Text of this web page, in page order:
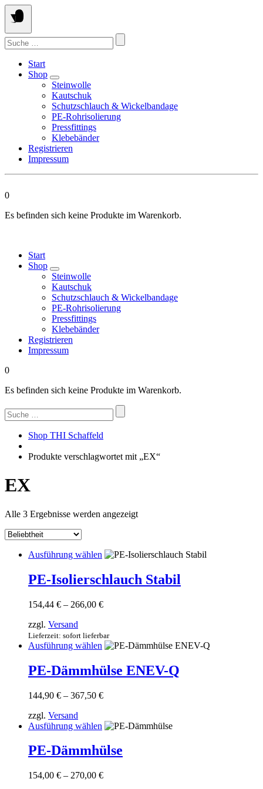
Springen
Sie
zum
Inhalt
Suchen
nach:
Start
Shop
Steinwolle
Kautschuk
Schutzschlauch & Wickelbandage
PE-Rohrisolierung
Pressfittings
Klebebänder
Registrieren
Impressum
0
Es befinden sich keine Produkte im Warenkorb.
Start
Shop
Steinwolle
Kautschuk
Schutzschlauch & Wickelbandage
PE-Rohrisolierung
Pressfittings
Klebebänder
Registrieren
Impressum
0
Es befinden sich keine Produkte im Warenkorb.
Suchen
nach:
Shop THI Schaffeld
Produkte verschlagwortet mit „EX“
EX
Alle 3 Ergebnisse werden angezeigtNach
Ausführung wählen Dieses
weist
mehrere
können
auf
Produktseite
gewählt
PE-Isolierschlauch Stabil
154,44 € – 266,00 €Preisspanne:
266,00 €
zzgl. Versand
Lieferzeit: sofort lieferbar
Ausführung wählen Dieses
weist
mehrere
Optionen
können
der
PE-Dämmhülse ENEV-Q
144,90 € – 367,50 €Preisspanne:
367,50 €
zzgl. Versand
Ausführung wählen Dieses
weist
mehrere
PE-Dämmhülse
154,00 € – 270,00 €Preisspanne: